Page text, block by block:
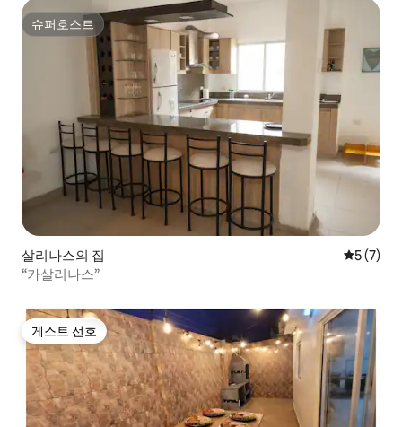
슈퍼호스트
슈퍼호스트
살리나스의 집 평점 5점
5 (7)
“카살리나스”
게스트 선호
게스트 선호